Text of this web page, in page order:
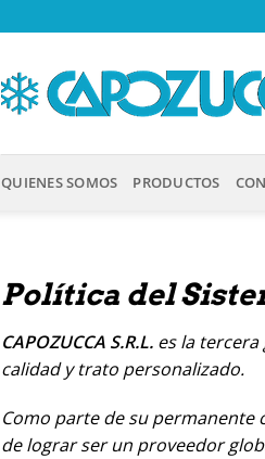
QUIENES SOMOS PRODUCTOS
Política del
CAPOZUCCA S.R.L. es la
calidad y trato personalizado.
Como parte de su permanente
de lograr ser un proveedor